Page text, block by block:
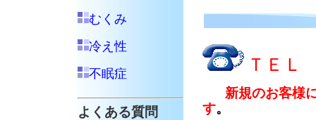
むくみ
冷え性
不眠症
よくある質問
ＴＥＬ
新規のお客様
す。